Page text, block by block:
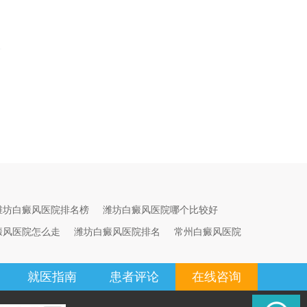
坊白癜风医院排名榜
潍坊白癜风医院哪个比较好
风医院怎么走 潍坊白癜风医院排名 常州白癜风医院
就医指南 患者评论 在线咨询